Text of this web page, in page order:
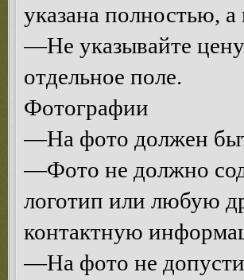
указана полностью, а
—Не указывайте
отдельное поле.
Фотографии
—На фото должен
—Фото не должно
логотип или любую
контактную
—На фото не